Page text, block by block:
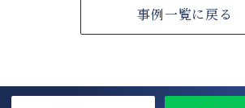
事例一覧に戻る